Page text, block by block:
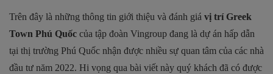
Trên đây là những thông tin giới thiệu và đánh giá vị trí Greek
Town Phú Quốc của tập đoàn Vingroup đang là dự án hấp dẫn
tại thị trường Phú Quốc nhận được nhiều sự quan tâm của các nhà
đầu tư năm 2022. Hi vọng qua bài viết này quý khách đã có được